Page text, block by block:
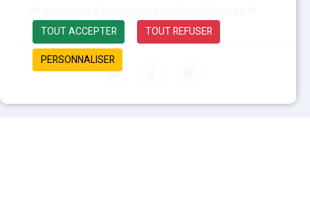
TOUT ACCEPTER
TOUT REFUSER
PERSONNALISER